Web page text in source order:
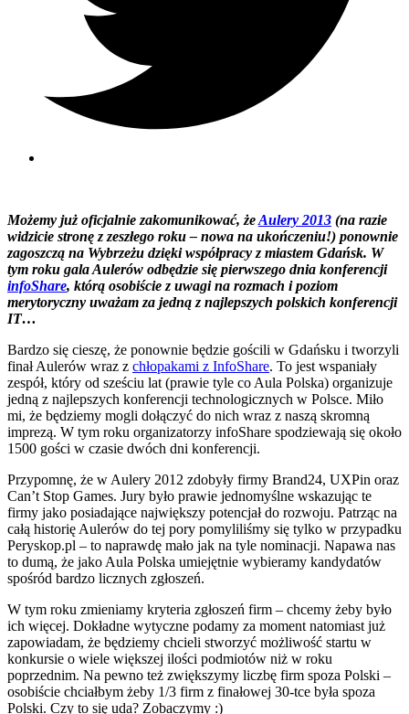
Możemy już oficjalnie zakomunikować, żeAulery 2013 (na razie
widzicie stronę z zeszłego roku – nowa na ukończeniu!) ponownie
zagoszczą na Wybrzeżu dzięki współpracy z miastem Gdańsk. W
tym roku gala Aulerów odbędzie się pierwszego dnia konferencji
infoShare, którą osobiście z uwagi na rozmach i poziom
merytoryczny uważam za jedną z najlepszych polskich konferencji
IT…
Bardzo się cieszę, że ponownie będzie gościli w Gdańsku i tworzyli
finał Aulerów wraz z chłopakami z InfoShare. To jest wspaniały
zespół, który od sześciu lat (prawie tyle co Aula Polska) organizuje
jedną z najlepszych konferencji technologicznych w Polsce. Miło
mi, że będziemy mogli dołączyć do nich wraz z naszą skromną
imprezą. W tym roku organizatorzy infoShare spodziewają się około
1500 gości w czasie dwóch dni konferencji.
Przypomnę, że w Aulery 2012 zdobyły firmy Brand24, UXPin oraz
Can’t Stop Games. Jury było prawie jednomyślne wskazując te
firmy jako posiadające największy potencjał do rozwoju. Patrząc na
całą historię Aulerów do tej pory pomyliliśmy się tylko w przypadku
Peryskop.pl – to naprawdę mało jak na tyle nominacji. Napawa nas
to dumą, że jako Aula Polska umiejętnie wybieramy kandydatów
spośród bardzo licznych zgłoszeń.
W tym roku zmieniamy kryteria zgłoszeń firm – chcemy żeby było
ich więcej. Dokładne wytyczne podamy za moment natomiast już
zapowiadam, że będziemy chcieli stworzyć możliwość startu w
konkursie o wiele większej ilości podmiotów niż w roku
poprzednim. Na pewno też zwiększymy liczbę firm spoza Polski –
osobiście chciałbym żeby 1/3 firm z finałowej 30-tce była spoza
Polski. Czy to się uda? Zobaczymy :)